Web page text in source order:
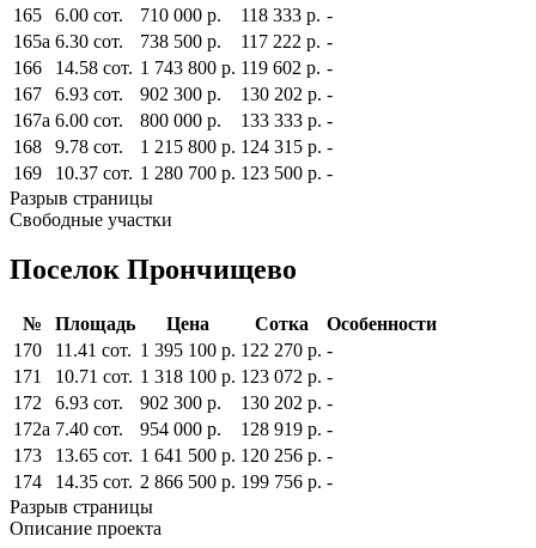
165
6.00 сот. 710 000 р. 118 333 р. -
165а 6.30 сот. 738 500 р. 117 222 р. -
166
14.58 сот. 1 743 800 р. 119 602 р. -
167
6.93 сот. 902 300 р. 130 202 р. -
167а 6.00 сот. 800 000 р. 133 333 р. -
168
9.78 сот. 1 215 800 р. 124 315 р. -
169
10.37 сот. 1 280 700 р. 123 500 р. -
Разрыв страницы
Свободные участки
Поселок Прончищево
№ Площадь Цена Сотка
Особенности
170
11.41 сот. 1 395 100 р. 122 270 р. -
171
10.71 сот. 1 318 100 р. 123 072 р. -
172
6.93 сот. 902 300 р. 130 202 р. -
172а 7.40 сот. 954 000 р. 128 919 р. -
173
13.65 сот. 1 641 500 р. 120 256 р. -
174
14.35 сот. 2 866 500 р. 199 756 р. -
Разрыв страницы
Описание проекта